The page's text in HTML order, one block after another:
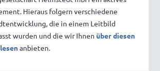
Hieraus folgern verschiedene
die in einem Leitbild
wurden und die wir Ihnen über diesen
anbieten.